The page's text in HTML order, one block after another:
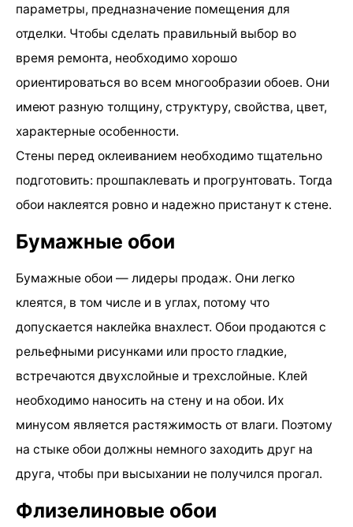
параметры, предназначение помещения для
отделки. Чтобы сделать правильный выбор во
время ремонта, необходимо хорошо
ориентироваться во всем многообразии обоев. Они
имеют разную толщину, структуру, свойства, цвет,
характерные особенности.
Стены перед оклеиванием необходимо тщательно
подготовить: прошпаклевать и прогрунтовать. Тогда
обои наклеятся ровно и надежно пристанут к стене.
Бумажные обои
Бумажные обои — лидеры продаж. Они легко
клеятся, в том числе и в углах, потому что
допускается наклейка внахлест. Обои продаются с
рельефными рисунками или просто гладкие,
встречаются двухслойные и трехслойные. Клей
необходимо наносить на стену и на обои. Их
минусом является растяжимость от влаги. Поэтому
на стыке обои должны немного заходить друг на
друга, чтобы при высыхании не получился прогал.
Флизелиновые обои